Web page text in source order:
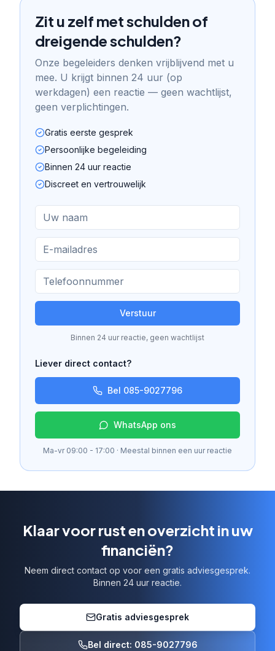
Zit u zelf met schulden of
dreigende schulden?
Onze begeleiders denken vrijblijvend met u
mee. U krijgt binnen 24 uur (op
werkdagen) een reactie — geen wachtlijst,
geen verplichtingen.
Gratis eerste gesprek
Persoonlijke begeleiding
Binnen 24 uur reactie
Discreet en vertrouwelijk
Verstuur
Binnen 24 uur reactie, geen wachtlijst
Liever direct contact?
Bel 085-9027796
WhatsApp ons
Ma-vr 09:00 - 17:00 · Meestal binnen een uur reactie
Klaar voor rust en overzicht in uw
financiën?
Neem direct contact op voor een gratis adviesgesprek.
Binnen 24 uur reactie.
Gratis adviesgesprek
Bel direct: 085-9027796